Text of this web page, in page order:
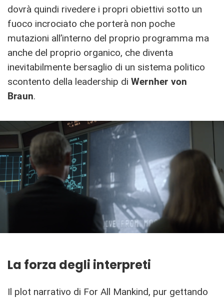
dovrà quindi rivedere i propri obiettivi sotto un
fuoco incrociato che porterà non poche
mutazioni all’interno del proprio programma ma
anche del proprio organico, che diventa
inevitabilmente bersaglio di un sistema politico
scontento della leadership di Wernher von
Braun.
La forza degli interpreti
Il plot narrativo di For All Mankind, pur gettando